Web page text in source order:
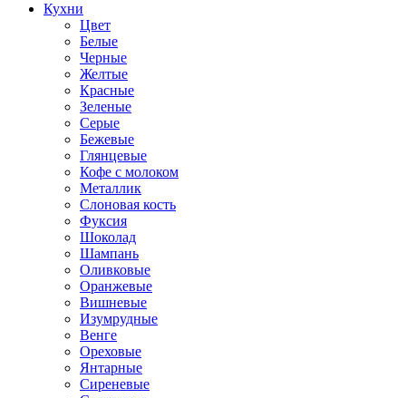
Кухни
Цвет
Белые
Черные
Желтые
Красные
Зеленые
Серые
Бежевые
Глянцевые
Кофе с молоком
Металлик
Слоновая кость
Фуксия
Шоколад
Шампань
Оливковые
Оранжевые
Вишневые
Изумрудные
Венге
Ореховые
Янтарные
Сиреневые